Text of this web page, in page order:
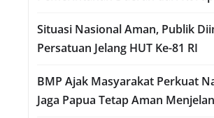
Situasi Nasional Aman, Publik
Persatuan Jelang HUT Ke-81 RI
BMP Ajak Masyarakat Perkuat
Jaga Papua Tetap Aman